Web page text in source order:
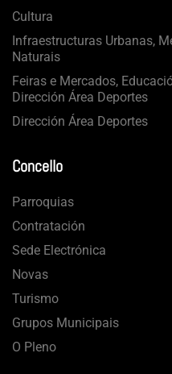
Cultura
Infraestructuras Urbanas,
Naturais
Feiras e Mercados,
Dirección Área Deportes
Dirección Área Deportes
Concello
Parroquias
Contratación
Sede Electrónica
Novas
Turismo
Grupos Municipais
O Pleno